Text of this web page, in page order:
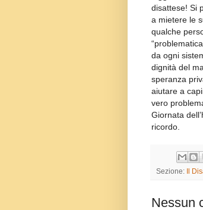
disattese! Si
a mietere le
qualche
da ogni
dignità del
speranza
aiutare a
vero
Giornata
ricordo.
Sezione: Il
Nessun